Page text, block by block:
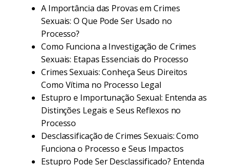
A Importância das Provas em Crimes
Sexuais: O Que Pode Ser Usado no
Processo?
Como Funciona a Investigação de Crimes
Sexuais: Etapas Essenciais do Processo
Crimes Sexuais: Conheça Seus Direitos
Como Vítima no Processo Legal
Estupro e Importunação Sexual: Entenda as
Distinções Legais e Seus Reflexos no
Processo
Desclassificação de Crimes Sexuais: Como
Funciona o Processo e Seus Impactos
Estupro Pode Ser Desclassificado? Entenda